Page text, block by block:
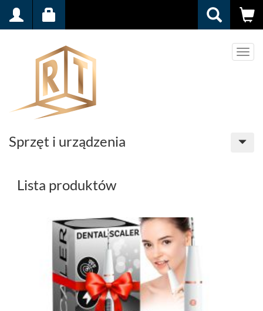
Menu
Sprzęt i urządzenia
Lista produktów